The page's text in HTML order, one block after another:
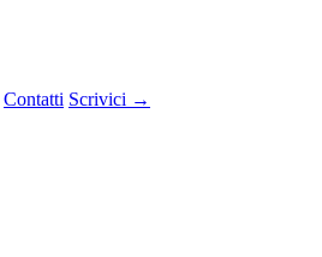
Contatti Scrivici →